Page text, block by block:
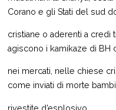
Corano e gli Stati del sud
cristiane o aderenti a credi
agiscono i kamikaze di BH
nei mercati, nelle chiese
come inviati di morte
rivestite d’esplosivo.